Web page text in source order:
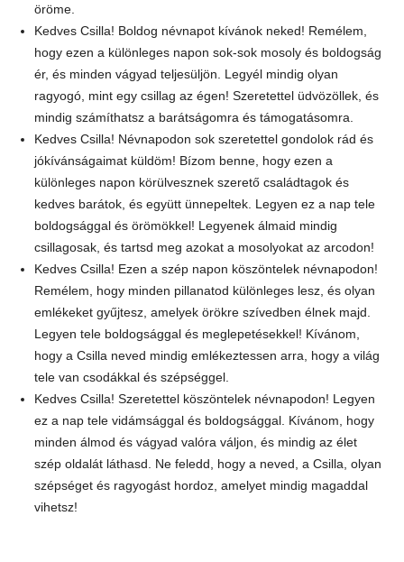
öröme.
Kedves Csilla! Boldog névnapot kívánok neked! Remélem,
hogy ezen a különleges napon sok-sok mosoly és boldogság
ér, és minden vágyad teljesüljön. Legyél mindig olyan
ragyogó, mint egy csillag az égen! Szeretettel üdvözöllek, és
mindig számíthatsz a barátságomra és támogatásomra.
Kedves Csilla! Névnapodon sok szeretettel gondolok rád és
jókívánságaimat küldöm! Bízom benne, hogy ezen a
különleges napon körülvesznek szerető családtagok és
kedves barátok, és együtt ünnepeltek. Legyen ez a nap tele
boldogsággal és örömökkel! Legyenek álmaid mindig
csillagosak, és tartsd meg azokat a mosolyokat az arcodon!
Kedves Csilla! Ezen a szép napon köszöntelek névnapodon!
Remélem, hogy minden pillanatod különleges lesz, és olyan
emlékeket gyűjtesz, amelyek örökre szívedben élnek majd.
Legyen tele boldogsággal és meglepetésekkel! Kívánom,
hogy a Csilla neved mindig emlékeztessen arra, hogy a világ
tele van csodákkal és szépséggel.
Kedves Csilla! Szeretettel köszöntelek névnapodon! Legyen
ez a nap tele vidámsággal és boldogsággal. Kívánom, hogy
minden álmod és vágyad valóra váljon, és mindig az élet
szép oldalát láthasd. Ne feledd, hogy a neved, a Csilla, olyan
szépséget és ragyogást hordoz, amelyet mindig magaddal
vihetsz!